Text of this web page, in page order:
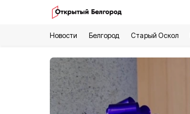
Новости Белгород Старый Оскол